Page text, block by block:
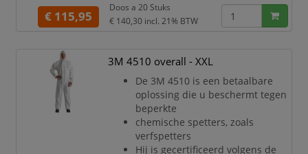
geavanceerde, lichte en ademende
materialen, wat zorgt voor een
innovatieve technologieën biedt het
een hoge prestatie terwijl het comfort
voor de drager gewaarborgd
€ 115,95
Doos a 20 Stuks
€ 140,30 incl. 21% BTW
3M 4510 overall - XXL
De 3M 4510 is een betaalbare
oplossing die u beschermt tegen
beperkte
chemische spetters, zoals
verfspetters
Hij is gecertificeerd volgens de